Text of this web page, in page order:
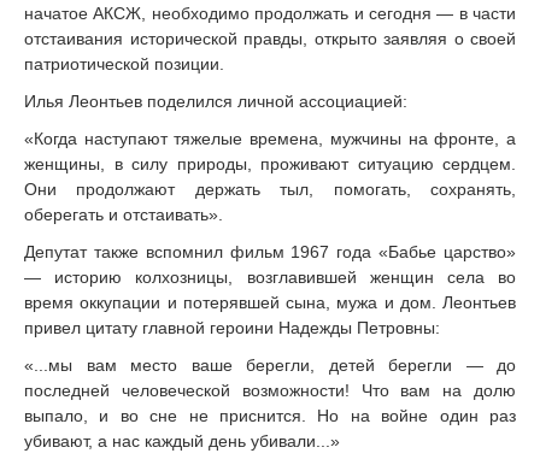
начатое АКСЖ, необходимо продолжать и сегодня — в части
отстаивания исторической правды, открыто заявляя о своей
патриотической позиции.
Илья Леонтьев поделился личной ассоциацией:
«Когда наступают тяжелые времена, мужчины на фронте, а
женщины, в силу природы, проживают ситуацию сердцем.
Они продолжают держать тыл, помогать, сохранять,
оберегать и отстаивать».
Депутат также вспомнил фильм 1967 года «Бабье царство»
— историю колхозницы, возглавившей женщин села во
время оккупации и потерявшей сына, мужа и дом. Леонтьев
привел цитату главной героини Надежды Петровны:
«...мы вам место ваше берегли, детей берегли — до
последней человеческой возможности! Что вам на долю
выпало, и во сне не приснится. Но на войне один раз
убивают, а нас каждый день убивали...»